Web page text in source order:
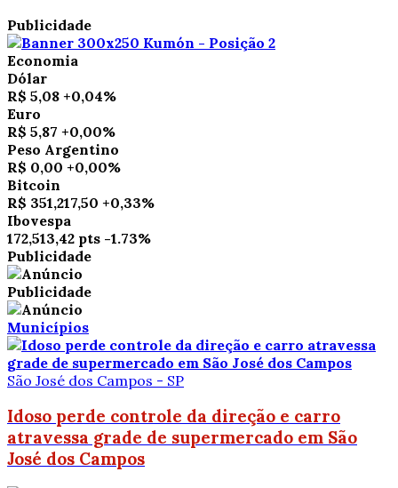
Publicidade
Economia
Dólar
R$ 5,08 +0,04%
Euro
R$ 5,87 +0,00%
Peso Argentino
R$ 0,00 +0,00%
Bitcoin
R$ 351,217,50 +0,33%
Ibovespa
172,513,42 pts -1.73%
Publicidade
Publicidade
Municípios
São José dos Campos - SP
Idoso perde controle da direção e carro
atravessa grade de supermercado em São
José dos Campos